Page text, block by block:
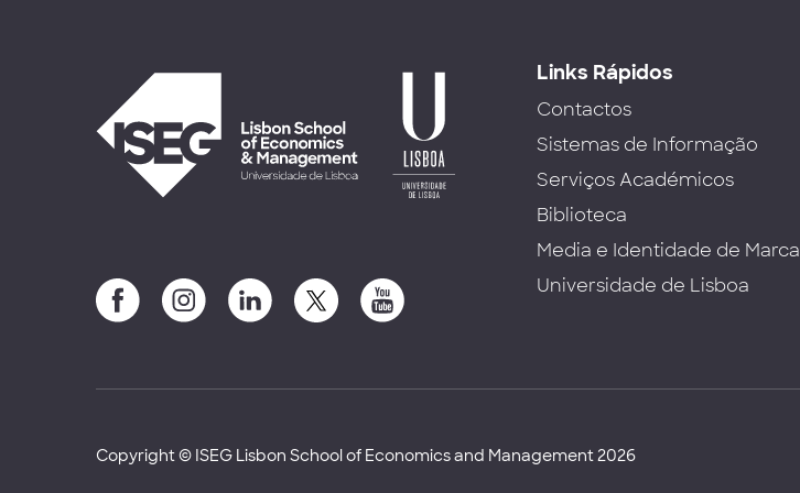
Links Rápidos
Contactos
Sistemas de Informação
Serviços Académicos
Biblioteca
Media e Identidade de Marca
Universidade de Lisboa
Copyright © ISEG Lisbon School of Economics and Management 2026